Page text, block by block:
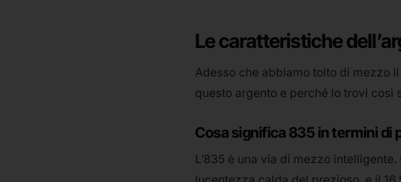
Le caratteristiche
Adesso che abbiamo tolto di mezzo
questo argento e perché lo trovi così
Cosa significa 835 in termini di
L’835 è una via di mezzo